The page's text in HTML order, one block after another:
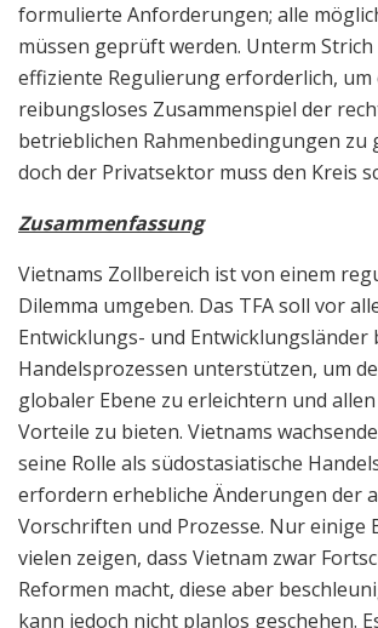
formulierte Anforderungen; alle
müssen geprüft werden. Unterm Strich
effiziente Regulierung erforderlich, um
reibungsloses Zusammenspiel der
betrieblichen Rahmenbedingungen zu
doch der Privatsektor muss den Kreis
Zusammenfassung
Vietnams Zollbereich ist von einem
Dilemma umgeben. Das TFA soll vor
Entwicklungs- und Entwicklungsländer
Handelsprozessen unterstützen, um
globaler Ebene zu erleichtern und
Vorteile zu bieten. Vietnams
seine Rolle als südostasiatische
erfordern erhebliche Änderungen der
Vorschriften und Prozesse. Nur einige
vielen zeigen, dass Vietnam zwar
Reformen macht, diese aber
kann jedoch nicht planlos geschehen.